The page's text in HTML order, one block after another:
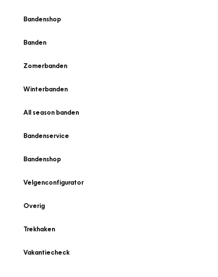
Bandenshop
Banden
Zomerbanden
Winterbanden
All season banden
Bandenservice
Bandenshop
Velgenconfigurator
Overig
Trekhaken
Vakantiecheck